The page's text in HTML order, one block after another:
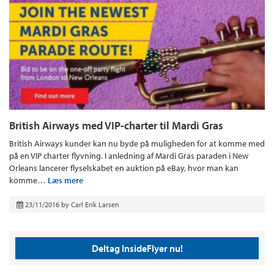
British Airways med VIP-charter til Mardi Gras
British Airways kunder kan nu byde på muligheden for at komme med
på en VIP charter flyvning. I anledning af Mardi Gras paraden i New
Orleans lancerer flyselskabet en auktion på eBay, hvor man kan
komme… Læs mere
23/11/2016 by Carl Erik Larsen
Deltag InsideFlyer nu!